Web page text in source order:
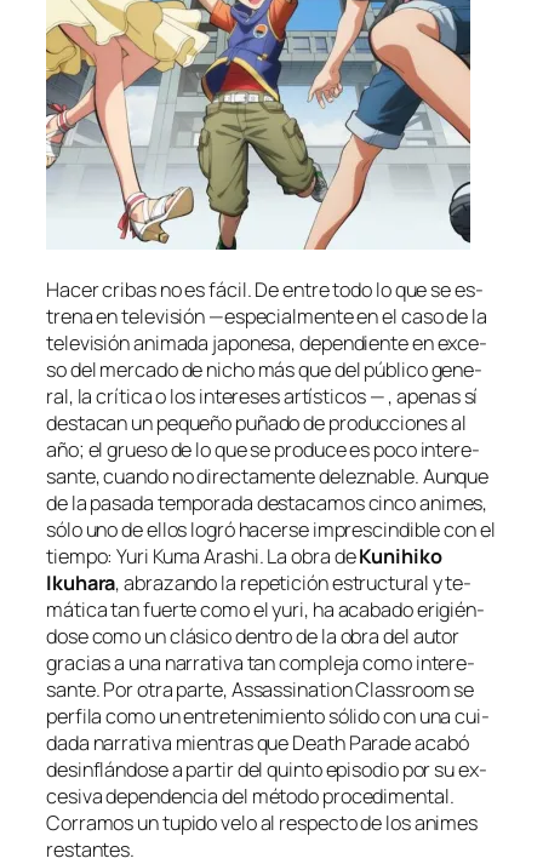
Hacer cri­bas no es fá­cil. De en­tre to­do lo que se es­
tre­na en te­le­vi­sión —es­pe­cial­men­te en el ca­so de la
te­le­vi­sión ani­ma­da ja­po­ne­sa, de­pen­dien­te en ex­ce­
so del mer­ca­do de ni­cho más que del pú­bli­co ge­ne­
ral, la crí­ti­ca o los in­tere­ses ar­tís­ti­cos — , ape­nas sí
des­ta­can un pe­que­ño pu­ña­do de pro­duc­cio­nes al
año; el grue­so de lo que se pro­du­ce es po­co in­tere­
san­te, cuan­do no di­rec­ta­men­te de­lez­na­ble. Aunque
de la pa­sa­da tem­po­ra­da des­ta­ca­mos cin­co ani­mes,
só­lo uno de ellos lo­gró ha­cer­se im­pres­cin­di­ble con el
tiem­po:Yuri Kuma Arashi. La obra deKunihiko
Ikuhara, abra­zan­do la re­pe­ti­ción es­truc­tu­ral y te­
má­ti­ca tan fuer­te co­mo elyu­ri, ha aca­ba­do eri­gién­
do­se co­mo un clá­si­co den­tro de la obra del au­tor
gra­cias a una na­rra­ti­va tan com­ple­ja co­mo in­tere­
san­te. Por otra par­te,Assassination Classroomse
per­fi­la co­mo un en­tre­te­ni­mien­to só­li­do con una cui­
da­da na­rra­ti­va mien­tras queDeath Paradeaca­bó
des­in­flán­do­se a par­tir del quin­to epi­so­dio por su ex­
ce­si­va de­pen­den­cia del mé­to­do pro­ce­di­men­tal.
Corramos un tu­pi­do ve­lo al res­pec­to de los ani­mes
restantes.